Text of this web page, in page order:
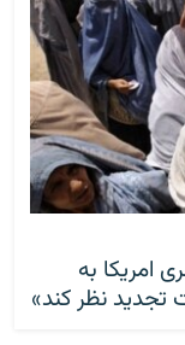
امریکا به
تجدید نظر کند»